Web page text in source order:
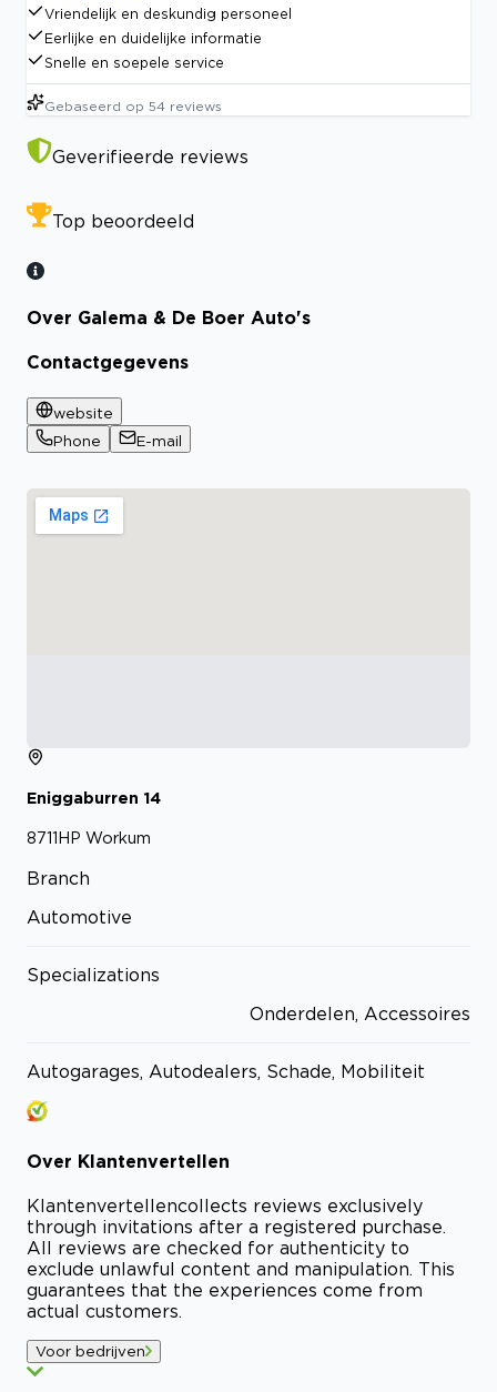
Vriendelijk en deskundig personeel
Eerlijke en duidelijke informatie
Snelle en soepele service
Gebaseerd op 54 reviews
Geverifieerde reviews
Top beoordeeld
Over Galema & De Boer Auto's
Contactgegevens
website
Phone
E-mail
Eniggaburren 14
8711HP Workum
Branch
Automotive
Specializations
Onderdelen, Accessoires
Autogarages, Autodealers, Schade, Mobiliteit
Over Klantenvertellen
Klantenvertellencollects reviews exclusively
through invitations after a registered purchase.
All reviews are checked for authenticity to
exclude unlawful content and manipulation. This
guarantees that the experiences come from
actual customers.
Voor bedrijven